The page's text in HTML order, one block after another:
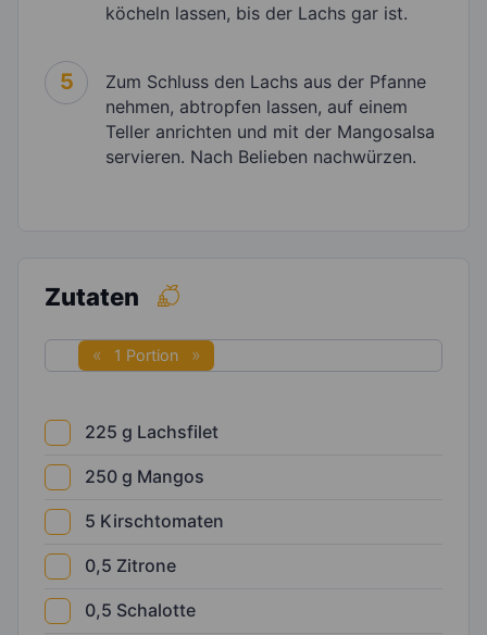
köcheln lassen, bis der Lachs gar ist.
5
Zum Schluss den Lachs aus der Pfanne
nehmen, abtropfen lassen, auf einem
Teller anrichten und mit der Mangosalsa
servieren. Nach Belieben nachwürzen.
Zutaten
1 Portion
225 g Lachsfilet
250 g Mangos
5 Kirschtomaten
0,5 Zitrone
0,5 Schalotte